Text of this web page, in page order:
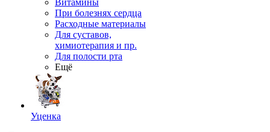
Витамины
При болезнях сердца
Расходные материалы
Для суставов,
химиотерапия и пр.
Для полости рта
Ещё
Уценка